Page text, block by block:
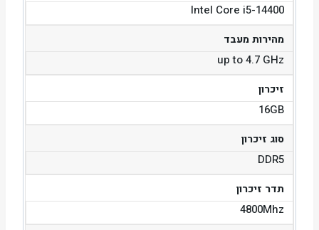
Intel Core i5-14400
מהירות מעבד
up to 4.7 GHz
זיכרון
16GB
סוג זיכרון
DDR5
תדר זיכרון
4800Mhz